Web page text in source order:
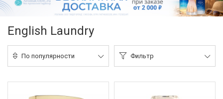
English Laundry
По популярности Фильтр